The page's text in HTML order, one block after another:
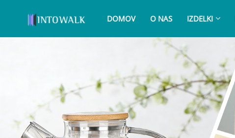
DOMOV O NAS IZDELKI